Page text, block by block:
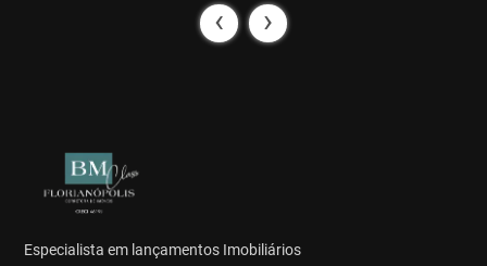
‹ ›
Especialista em lançamentos Imobiliários